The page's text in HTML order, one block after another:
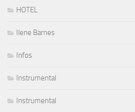
HOTEL
Ilene Barnes
Infos
Instrumental
Instrumental